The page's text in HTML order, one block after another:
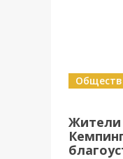
Жители